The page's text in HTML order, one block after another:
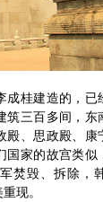
桂建造的，已
筑三百多间，东
殿、思政殿、康
家的故宫类似
焚毁、拆除，
现。